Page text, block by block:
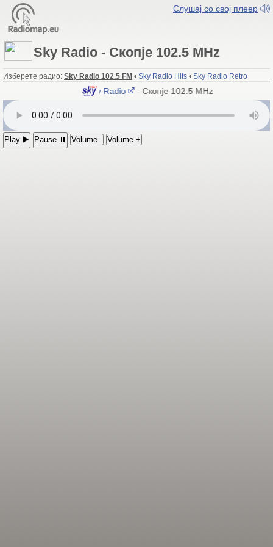
Слушај со свој плеер
Sky Radio - Скопје 102.5 MHz
Изберете радио: Sky Radio 102.5 FM • Sky Radio Hits • Sky Radio Retro
Sky Radio - Скопје 102.5 MHz
Play ▶️ Pause ⏸ Volume - Volume +